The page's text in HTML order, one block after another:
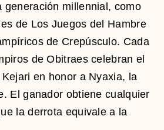
generación millennial, como
de Los Juegos del Hambre
de Crepúsculo. Cada
de Obitraes celebran el
en honor a Nyaxia, la
El ganador obtiene cualquier
la derrota equivale a la